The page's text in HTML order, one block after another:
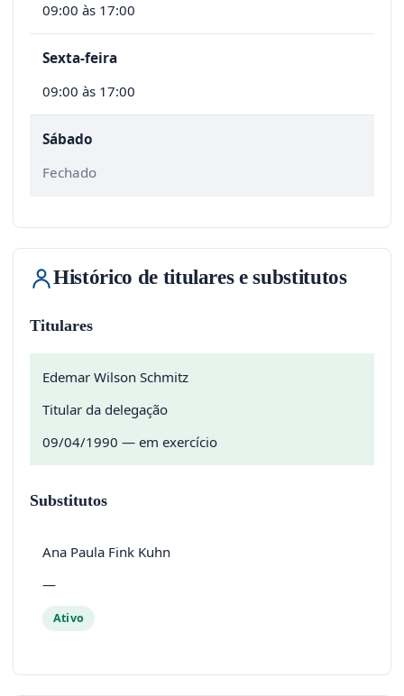
09:00 às 17:00
Sexta-feira
09:00 às 17:00
Sábado
Fechado
Histórico de titulares e substitutos
Titulares
Edemar Wilson Schmitz
Titular da delegação
09/04/1990 — em exercício
Substitutos
Ana Paula Fink Kuhn
—
Ativo